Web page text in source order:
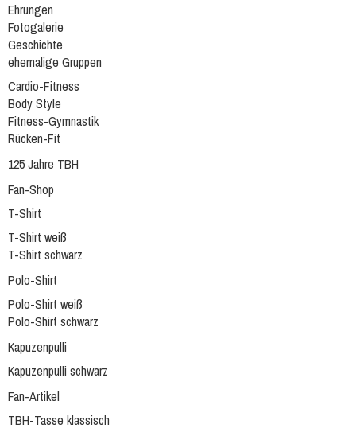
Ehrungen
Fotogalerie
Geschichte
ehemalige Gruppen
Cardio-Fitness
Body Style
Fitness-Gymnastik
Rücken-Fit
125 Jahre TBH
Fan-Shop
T-Shirt
T-Shirt weiß
T-Shirt schwarz
Polo-Shirt
Polo-Shirt weiß
Polo-Shirt schwarz
Kapuzenpulli
Kapuzenpulli schwarz
Fan-Artikel
TBH-Tasse klassisch